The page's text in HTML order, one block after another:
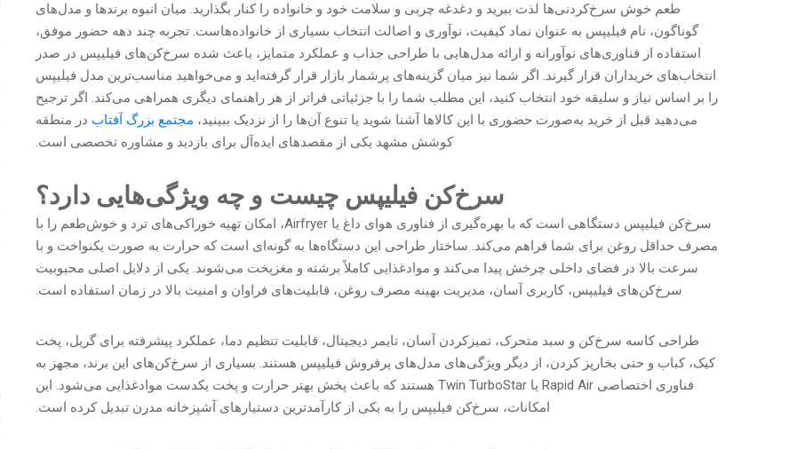
طعم خوش سرخ‌کردنی‌ها لذت ببرید و دغدغه چربی و سلامت خود و خانواده را کنار بگذارید. میان انبوه برندها و مدل‌های
گوناگون، نام فیلیپس به عنوان نماد کیفیت، نوآوری و اصالت انتخاب بسیاری از خانواده‌هاست. تجربه چند دهه حضور موفق،
استفاده از فناوری‌های نوآورانه و ارائه مدل‌هایی با طراحی جذاب و عملکرد متمایز، باعث شده سرخ‌کن‌های فیلیپس در صدر
انتخاب‌های خریداران قرار گیرند. اگر شما نیز میان گزینه‌های پرشمار بازار قرار گرفته‌اید و می‌خواهید مناسب‌ترین مدل فیلیپس
را بر اساس نیاز و سلیقه خود انتخاب کنید، این مطلب شما را با جزئیاتی فراتر از هر راهنمای دیگری همراهی می‌کند. اگر ترجیح
می‌دهید قبل از خرید به‌صورت حضوری با این کالاها آشنا شوید یا تنوع آن‌ها را از نزدیک ببینید، مجتمع بزرگ آفتاب در منطقه
کوشش مشهد یکی از مقصدهای ایده‌آل برای بازدید و مشاوره تخصصی است.
سرخ‌کن فیلیپس چیست و چه ویژگی‌هایی دارد؟
سرخ‌کن فیلیپس دستگاهی است که با بهره‌گیری از فناوری هوای داغ یا Airfryer، امکان تهیه خوراکی‌های ترد و خوش‌طعم را با
مصرف حداقل روغن برای شما فراهم می‌کند. ساختار طراحی این دستگاه‌ها به گونه‌ای است که حرارت به صورت یکنواخت و با
سرعت بالا در فضای داخلی چرخش پیدا می‌کند و موادغذایی کاملاً برشته و مغزپخت می‌شوند. یکی از دلایل اصلی محبوبیت
سرخ‌کن‌های فیلیپس، کاربری آسان، مدیریت بهینه مصرف روغن، قابلیت‌های فراوان و امنیت بالا در زمان استفاده است.
طراحی کاسه سرخ‌کن و سبد متحرک، تمیزکردن آسان، تایمر دیجیتال، قابلیت تنظیم دما، عملکرد پیشرفته برای گریل، پخت
کیک، کباب و حتی بخارپز کردن، از دیگر ویژگی‌های مدل‌های پرفروش فیلیپس هستند. بسیاری از سرخ‌کن‌های این برند، مجهز به
فناوری اختصاصی Rapid Air یا Twin TurboStar هستند که باعث پخش بهتر حرارت و پخت یکدست موادغذایی می‌شود. این
امکانات، سرخ‌کن فیلیپس را به یکی از کارآمدترین دستیارهای آشپزخانه مدرن تبدیل کرده است.